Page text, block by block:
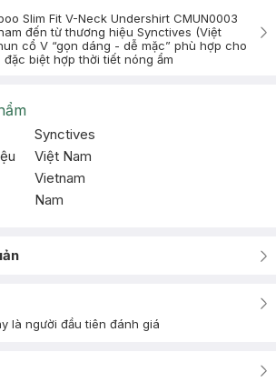
Slim Fit V-Neck Undershirt CMUN0003
đến từ thương hiệu Synctives (Việt
cổ V “gọn dáng - dễ mặc” phù hợp cho
biệt hợp thời tiết nóng ẩm
Synctives
Việt Nam
Vietnam
Nam
là người đầu tiên đánh giá